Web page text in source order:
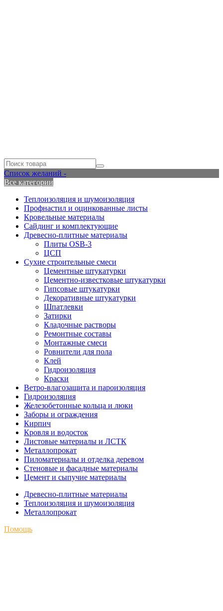
Список желаний -
Все категории
Теплоизоляция и шумоизоляция
Профнастил и оцинкованные листы
Кровельные материалы
Сайдинг и комплектующие
Древесно-плитные материалы
Плиты OSB-3
ЦСП
Сухие строительные смеси
Цементные штукатурки
Цементно-известковые штукатурки
Гипсовые штукатурки
Декоративные штукатурки
Шпатлевки
Затирки
Кладочные растворы
Ремонтные составы
Монтажные смеси
Ровнители для пола
Клей
Гидроизоляция
Краски
Ветро-влагозащита и пароизоляция
Гидроизоляция
Железобетонные кольца и люки
Заборы и ограждения
Кирпич
Кровля и водосток
Листовые материалы и ЛСТК
Металлопрокат
Пиломатериалы и отделка деревом
Стеновые и фасадные материалы
Цемент и сыпучие материалы
Древесно-плитные материалы
Теплоизоляция и шумоизоляция
Металлопрокат
Помощь